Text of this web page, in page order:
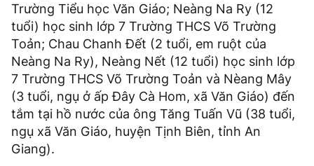
Trường Tiểu học Văn Giáo; Neàng Na Ry (12
tuổi) học sinh lớp 7 Trường THCS Võ Trường
Toản; Chau Chanh Đết (2 tuổi, em ruột của
Neàng Na Ry), Neàng Nết (12 tuổi) học sinh lớp
7 Trường THCS Võ Trường Toản và Nèang Mây
(3 tuổi, ngụ ở ấp Đây Cà Hom, xã Văn Giáo) đến
tắm tại hồ nước của ông Tăng Tuấn Vũ (38 tuổi,
ngụ xã Văn Giáo, huyện Tịnh Biên, tỉnh An
Giang).